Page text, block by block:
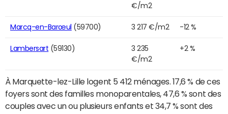
€/m2
Marcq-en-Barœul (59700) 3 217 €/m2 -12 %
Lambersart (59130)
3 235
€/m2
+2 %
À Marquette-lez-Lille logent 5 412 ménages. 17,6 % de ces
foyers sont des familles monoparentales, 47,6 % sont des
couples avec un ou plusieurs enfants et 34,7 % sont des